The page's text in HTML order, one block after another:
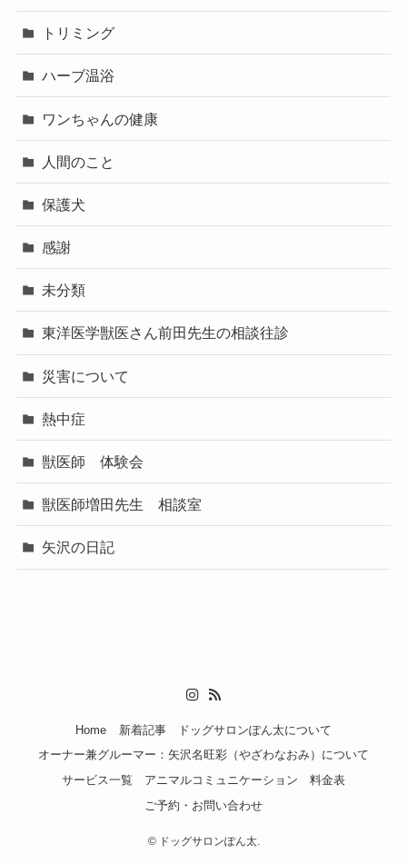
トリミング
ハーブ温浴
ワンちゃんの健康
人間のこと
保護犬
感謝
未分類
東洋医学獣医さん前田先生の相談往診
災害について
熱中症
獣医師 体験会
獣医師増田先生 相談室
矢沢の日記
Home 新着記事
ドッグサロンぽん太について
オーナー兼グルーマー：矢沢名旺彩（やざわなおみ）について
サービス一覧
アニマルコミュニケーション
料金表
ご予約・お問い合わせ
©ドッグサロンぽん太.